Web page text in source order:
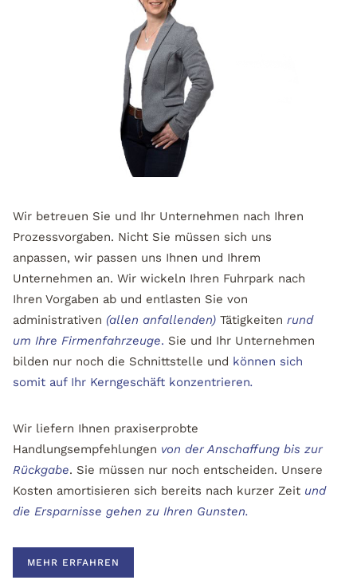
Wir betreuen Sie und Ihr Unternehmen nach Ihren
Prozessvorgaben. Nicht Sie müssen sich uns
anpassen, wir passen uns Ihnen und Ihrem
Unternehmen an. Wir wickeln Ihren Fuhrpark nach
Ihren Vorgaben ab und entlasten Sie von
administrativen (allen anfallenden) Tätigkeiten rund
um Ihre Firmenfahrzeuge. Sie und Ihr Unternehmen
bilden nur noch die Schnittstelle und können sich
somit auf Ihr Kerngeschäft konzentrieren.
Wir liefern Ihnen praxiserprobte
Handlungsempfehlungen von der Anschaffung bis zur
Rückgabe. Sie müssen nur noch entscheiden. Unsere
Kosten amortisieren sich bereits nach kurzer Zeit und
die Ersparnisse gehen zu Ihren Gunsten.
MEHR ERFAHREN